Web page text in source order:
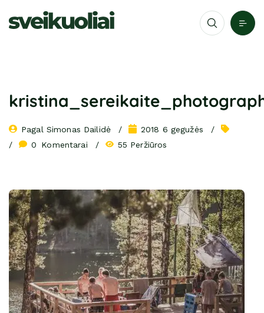
Pagal Simonas Dailidė
2018 6 gegužės
0
Komentarai 55 Peržiūros